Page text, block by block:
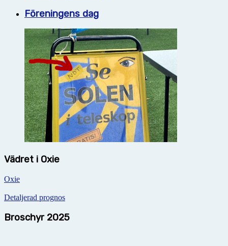
Föreningens dag
Vädret i Oxie
Oxie
Detaljerad prognos
Broschyr 2025